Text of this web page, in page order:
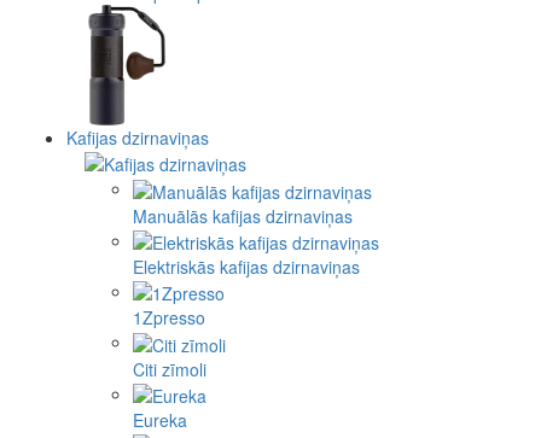
Kafijas dzirnaviņas
Manuālās kafijas dzirnaviņas
Elektriskās kafijas dzirnaviņas
1Zpresso
Citi zīmoli
Eureka